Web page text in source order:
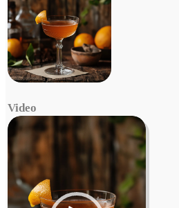
Video
Video
Player